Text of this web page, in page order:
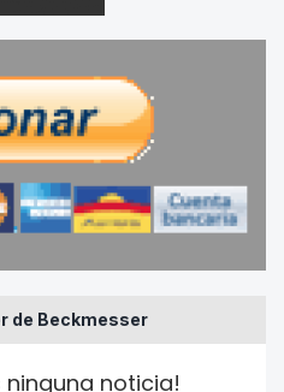
de Beckmesser
ninguna noticia!